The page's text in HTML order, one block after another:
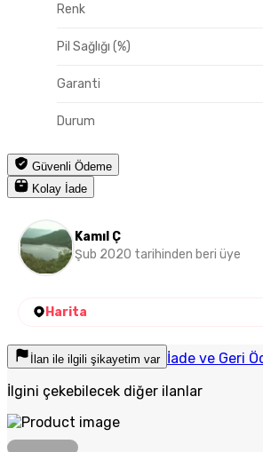
Renk
Pil Sağlığı (%)
Garanti
Durum
Güvenli Ödeme
Kolay İade
Kamıl Ç
Şub 2020 tarihinden beri üye
Harita
İlan ile ilgili şikayetim var İade ve Geri
İlgini çekebilecek diğer ilanlar